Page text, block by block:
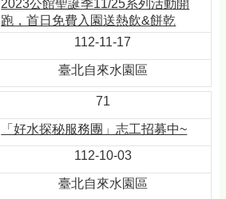
2023公館聖誕季11/25系列活動開
跑，首日免費入園送熱飲&餅乾
112-11-17
臺北自來水園區
71
「好水探秘服務團」志工招募中~
112-10-03
臺北自來水園區